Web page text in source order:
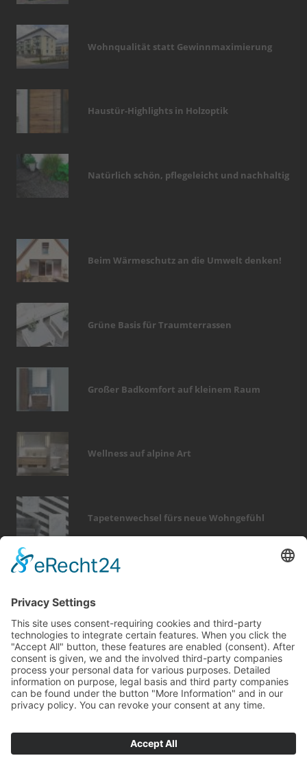
Wohnqualität statt Gewinnmaximierung
Haustür-Highlights in Holzoptik
Natürlich schön, pflegeleicht und nachhaltig
Beim Wärmeschutz an die Umwelt denken!
Grüne Basis für Traumterrassen
Großer Badkomfort auf kleinem Raum
Wellness auf alpine Art
Tapetenwechsel fürs neue Wohngefühl
outdoor holz fliesen garten
beratung
sanieren
dach kamin hausbau
modernisieren
photovoltaik
wärme wellness
förderung
smart home
finanzierung rund ums haus
möbel